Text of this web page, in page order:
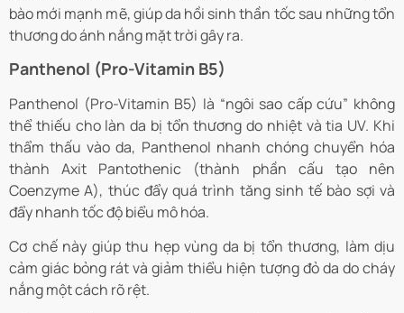
bào mới mạnh mẽ, giúp da hồi sinh thần tốc sau những tổn
thương do ánh nắng mặt trời gây ra.
Panthenol (Pro-Vitamin B5)
Panthenol (Pro-Vitamin B5) là “ngôi sao cấp cứu” không
thể thiếu cho làn da bị tổn thương do nhiệt và tia UV. Khi
thẩm thấu vào da, Panthenol nhanh chóng chuyển hóa
thành Axit Pantothenic (thành phần cấu tạo nên
Coenzyme A), thúc đẩy quá trình tăng sinh tế bào sợi và
đẩy nhanh tốc độ biểu mô hóa.
Cơ chế này giúp thu hẹp vùng da bị tổn thương, làm dịu
cảm giác bỏng rát và giảm thiểu hiện tượng đỏ da do cháy
nắng một cách rõ rệt.